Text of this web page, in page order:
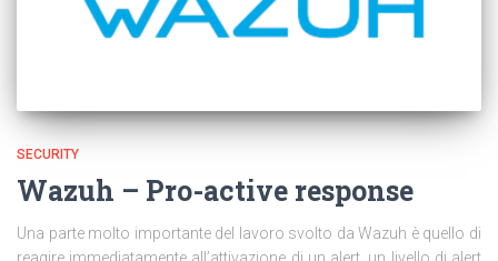
SECURITY
Wazuh – Pro-active response
Una parte molto importante del lavoro svolto da Wazuh è quello di